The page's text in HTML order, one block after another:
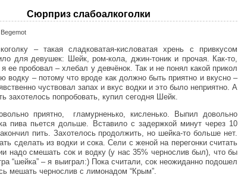
Сюрприз слабоалкоголки
– такая сладковатая-кисловатая хрень с привкусом
для девушек: Шейк, ром-кола, джин-тоник и прочая. Как-то,
ее пробовал – хлебал у девчёнок. Так и не понял какой прикол
водку – потому что вроде как должно быть приятно и вкусно –
чуствовал запах и вкус водки и это было неприятно. А
захотелось попробовать, купил сегодня Шейк.
приятно, гламурненько, кисленько. Выпил довольно
пива пьется дольше. Вставило с задержкой минут через 10
пить. Захотелось продолжить, но шейка-то больше нет.
сделать из водки и сока. Сели с женой на перегонки считать
надо смешать сок и водку (у нас 35% чернослив был), что бы
“шейка” – я выиграл:) Пока считали, сок неожиданно подошел
мешать чернослив с лимонадом “Крым”.